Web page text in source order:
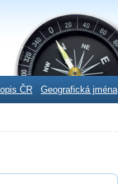
ČR Geografická jména